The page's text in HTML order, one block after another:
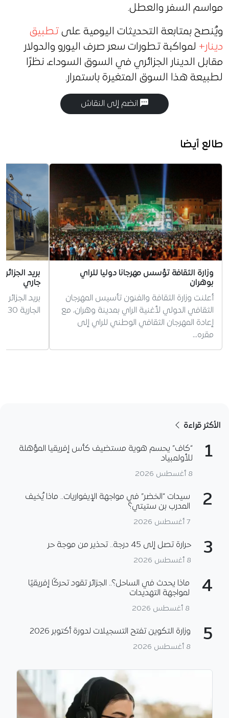
مواسم السفر والعطل.
ويُنصح بمتابعة التحديثات اليومية على تطبيق
دينار+ لمواكبة تطورات سعر صرف اليورو والدولار
مقابل الدينار الجزائري في السوق السوداء، نظرًا
لطبيعة هذا السوق المتغيرة باستمرار.
انضم إلى النقاش
طالع أيضا
وزارة الثقافة تؤسس مهرجانا دوليا للراي
بوهران
أعلنت وزارة الثقافة والفنون تأسيس المهرجان
الثقافي الدولي لأغنية الراي بمدينة وهران، مع
إعادة المهرجان الثقافي الوطني للراي إلى
مقره…
جاري
بريد
الجارية 30 مليون حساب
الأكثر قراءة
1
“كاف” يحسم هوية مستضيف كأس إفريقيا المؤهلة
للأولمبياد
8 أغسطس 2026
2
سيدات “الخضر” في مواجهة الإيفواريات.. ماذا يُخيف
المدرب بن ستيتي؟
7 أغسطس 2026
3 حرارة تصل إلى 45 درجة.. تحذير من موجة حر
8 أغسطس 2026
4
ماذا يحدث في الساحل؟.. الجزائر تقود تحركًا إفريقيًا
لمواجهة التهديدات
8 أغسطس 2026
5 وزارة التكوين تفتح التسجيلات لدورة أكتوبر 2026
8 أغسطس 2026